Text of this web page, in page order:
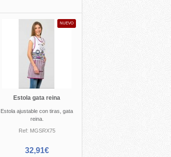
NUEVO
Estola gata reina
Estola ajustable con tiras, gata
reina.
Ref: MGSRX75
32,91€